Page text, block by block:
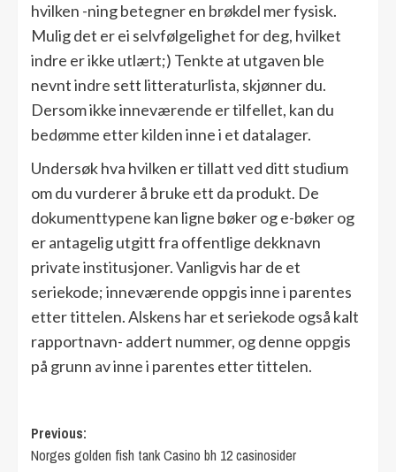
hvilken -ning betegner en brøkdel mer fysisk.
Mulig det er ei selvfølgelighet for deg, hvilket
indre er ikke utlært;) Tenkte at utgaven ble
nevnt indre sett litteraturlista, skjønner du.
Dersom ikke inneværende er tilfellet, kan du
bedømme etter kilden inne i et datalager.
Undersøk hva hvilken er tillatt ved ditt studium
om du vurderer å bruke ett da produkt. De
dokumenttypene kan ligne bøker og e-bøker og
er antagelig utgitt fra offentlige dekknavn
private institusjoner. Vanligvis har de et
seriekode; inneværende oppgis inne i parentes
etter tittelen. Alskens har et seriekode også kalt
rapportnavn- addert nummer, og denne oppgis
på grunn av inne i parentes etter tittelen.
Post
navigation
Previous:
Norges golden fish tank Casino bh 12 casinosider